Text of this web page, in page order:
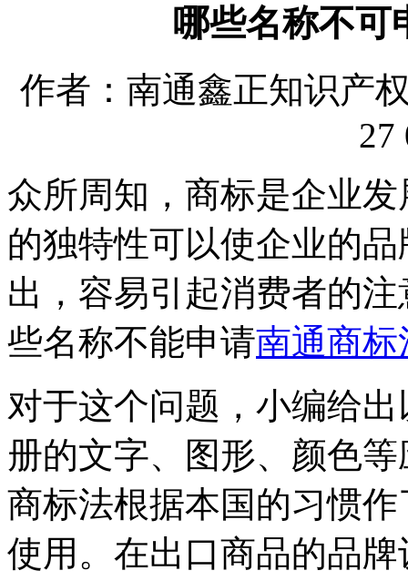
哪些名称不可
作者：南通鑫正知识产
27
众所周知，商标是企业
的独特性可以使企业的
出，容易引起消费者的
些名称不能申请南通商标
对于这个问题，小编给
册的文字、图形、颜色
商标法根据本国的习惯
使用。在出口商品的品